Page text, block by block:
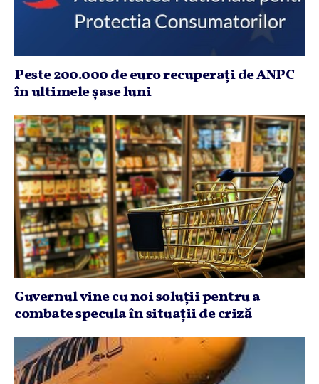
Peste 200.000 de euro recuperaţi de ANPC
în ultimele şase luni
Guvernul vine cu noi soluţii pentru a
combate specula în situaţii de criză